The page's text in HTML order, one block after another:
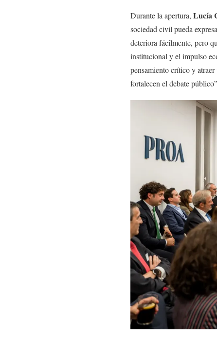
Durante la apertura, Lucía
sociedad civil pueda
deteriora fácilmente, pero
institucional y el impulso
pensamiento crítico y
fortalecen el debate